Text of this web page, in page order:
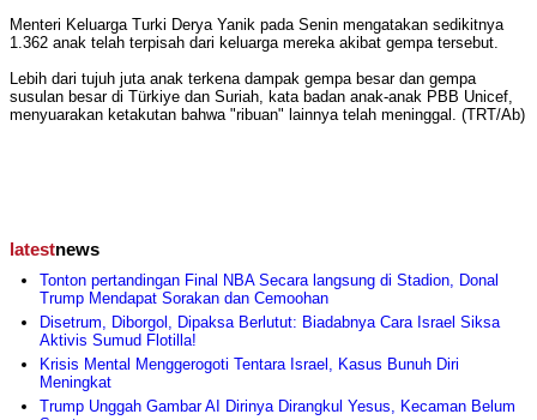
Menteri Keluarga Turki Derya Yanik pada Senin mengatakan sedikitnya
1.362 anak telah terpisah dari keluarga mereka akibat gempa tersebut.
Lebih dari tujuh juta anak terkena dampak gempa besar dan gempa
susulan besar di Türkiye dan Suriah, kata badan anak-anak PBB Unicef,
menyuarakan ketakutan bahwa "ribuan" lainnya telah meninggal. (TRT/Ab)
latestnews
Tonton pertandingan Final NBA Secara langsung di Stadion, Donal
Trump Mendapat Sorakan dan Cemoohan
Disetrum, Diborgol, Dipaksa Berlutut: Biadabnya Cara Israel Siksa
Aktivis Sumud Flotilla!
Krisis Mental Menggerogoti Tentara Israel, Kasus Bunuh Diri
Meningkat
Trump Unggah Gambar AI Dirinya Dirangkul Yesus, Kecaman Belum